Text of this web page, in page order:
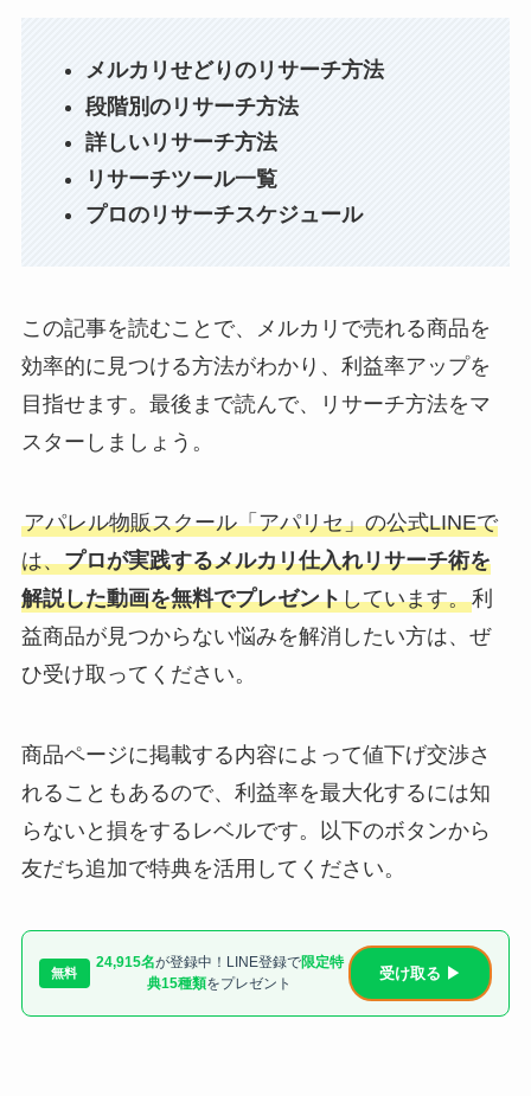
メルカリせどりのリサーチ方法
段階別のリサーチ方法
詳しいリサーチ方法
リサーチツール一覧
プロのリサーチスケジュール
この記事を読むことで、メルカリで売れる商品を
効率的に見つける方法がわかり、利益率アップを
目指せます。最後まで読んで、リサーチ方法をマ
スターしましょう。
アパレル物販スクール「アパリセ」の公式LINEで
は、プロが実践するメルカリ仕入れリサーチ術を
解説した動画を無料でプレゼントしています。利
益商品が見つからない悩みを解消したい方は、ぜ
ひ受け取ってください。
商品ページに掲載する内容によって値下げ交渉さ
れることもあるので、利益率を最大化するには知
らないと損をするレベルです。以下のボタンから
友だち追加で特典を活用してください。
無料
24,915名が登録中！LINE登録で限定特
典15種類をプレゼント
受け取る ▶